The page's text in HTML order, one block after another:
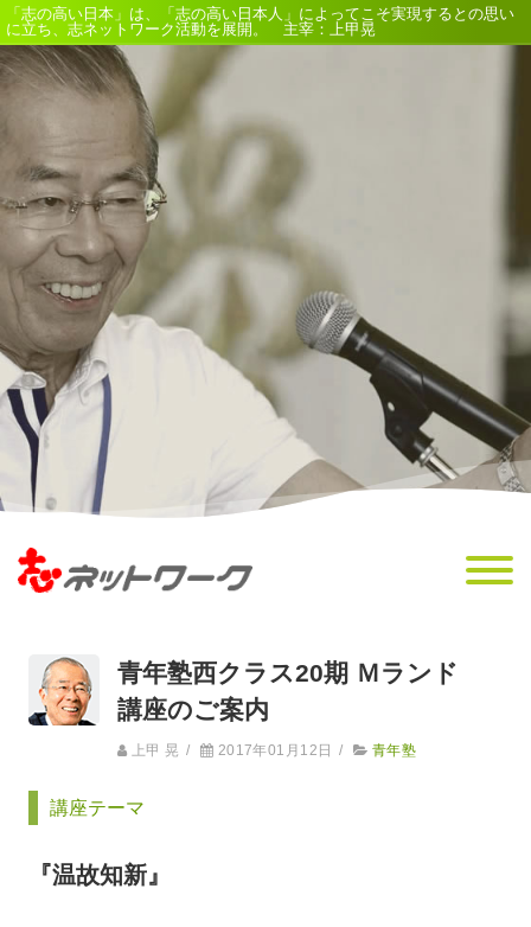
「志の高い日本」は、「志の高い日本人」によってこそ実現するとの思い
に立ち、志ネットワーク活動を展開。 主宰：上甲晃
青年塾西クラス20期 Ｍランド
講座のご案内
上甲 晃 / 2017年01月12日 / 青年塾
講座テーマ
『温故知新』